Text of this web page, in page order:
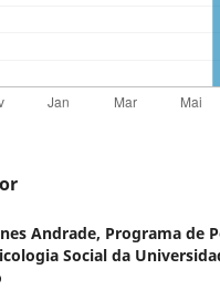
Andrade, Programa de
Social da